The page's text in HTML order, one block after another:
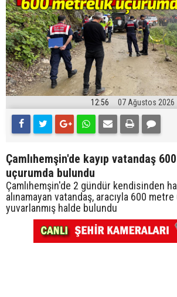
12:56 07 Ağustos 2026
Çamlıhemşin'de kayıp vatandaş
uçurumda bulundu
Çamlıhemşin'de 2 gündür kendisinden
alınamayan vatandaş, aracıyla 600
yuvarlanmış halde bulundu